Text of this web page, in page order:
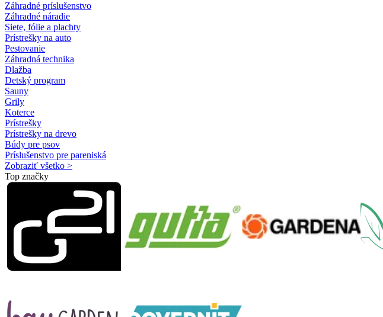
Záhradné príslušenstvo
Záhradné náradie
Siete, fólie a plachty
Prístrešky na auto
Pestovanie
Záhradná technika
Dlažba
Detský program
Sauny
Grily
Koterce
Prístrešky
Prístrešky na drevo
Búdy pre psov
Príslušenstvo pre pareniská
Zobraziť všetko >
Top značky